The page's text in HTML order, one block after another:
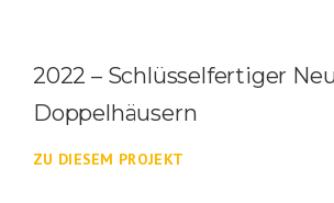
2022 – Schlüsselfertiger
Doppelhäusern
ZU DIESEM PROJEKT